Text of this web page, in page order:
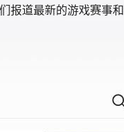
报道最新的游戏赛事和